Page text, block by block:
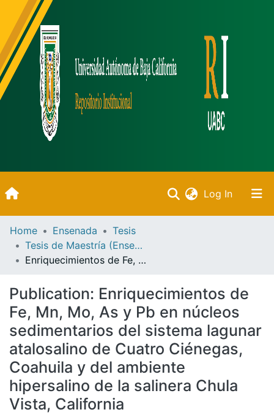
Log In(current)
Inicio
Communities & Collections
Statistics
Bibliotecas
Home Ensenada
Tesis
Tesis de Maestría (Ensenada)
Enriquecimientos de Fe, Mn, Mo, As y Pb en núcleos sedimentarios del sistema lagunar atalosalino de Cuatro Ciénegas, Coahuila y del ambiente hipersalino de la salinera Chula Vista, California
Publication: Enriquecimientos de
Fe, Mn, Mo, As y Pb en núcleos
sedimentarios del sistema lagunar
atalosalino de Cuatro Ciénegas,
Coahuila y del ambiente
hipersalino de la salinera Chula
Vista, California